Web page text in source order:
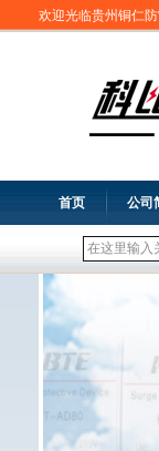
欢迎光临贵州铜仁
首页 公司